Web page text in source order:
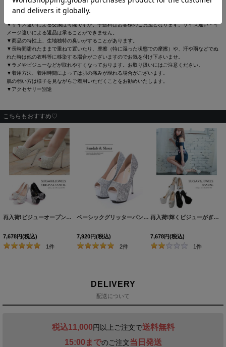
ご注意
▼サイズは全て平置きの採寸となっておりますが、若干の誤差が生じる場合がございます。
▼サイズ違いによる交換は可能ですが、手数料はお客様のご負担となります。サイズ違い・イ
メージ違いによる返品は承ることができません。
▼商品の特性上、生地独特の臭いがすることがあります。
▼長時間濡れたままで重ねて置いたり、摩擦（特に湿った状態での摩擦）や、汗や雨などでぬ
れた時は他の衣料等に移染する場合がございますのでお気を付け下さいませ。
▼ラメやビジューなどが取れやすくなっております。お取り扱いにはご注意ください。
▼着用方法、着用時間によっては肌の痛みが現れる場合がございます。
肌の弱い方は様子を見ながらご着用いただくことをお勧めいたします。
▼アクセサリー別途
こちらもおすすめ♡
再入荷!ビジューオープントゥプラットフォームパンプス【34-40サイズ/2カラー】[OF02]
7,678円(税込)
1件
ベーシックグリッターパンプス/14cmヒール【2カラー/7サイズ】[OF02]
7,920円(税込)
2件
再入荷!輝くビジューがぎっしり華やか優秀ストラップサンダル【35-38サイズ/3カラー】[OF02]
7,678円(税込)
1件
DELIVERY
配送について
税込11,000円以上ご注文で送料無料
15:00までのご注文当日発送